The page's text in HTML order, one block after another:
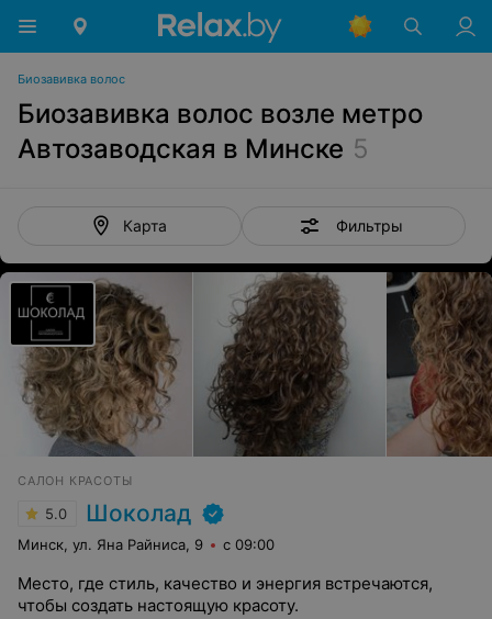
Биозавивка волос
Биозавивка волос возле метро
Автозаводская в Минске 5
Карта Фильтры
САЛОН КРАСОТЫ
5.0 Шоколад
Минск, ул. Яна Райниса, 9 с 09:00
Место, где стиль, качество и энергия встречаются,
чтобы создать настоящую красоту.